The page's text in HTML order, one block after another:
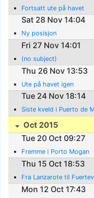
Fortsatt ute på havet
Sat 28 Nov 14:04
Ny posisjon
Fri 27 Nov 14:01
(no subject)
Thu 26 Nov 13:53
Ute på havet igen
Tue 24 Nov 18:14
Siste kveld i Puerto de
Oct 2015
Tue 20 Oct 09:27
Fremme i Porto Mogan
Thu 15 Oct 18:53
Fra Lanzarote til
Mon 12 Oct 17:43